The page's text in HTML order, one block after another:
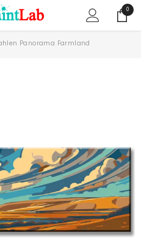
00
Artikel
Panorama Farmland